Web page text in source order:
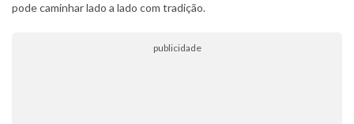
pode caminhar lado a lado com tradição.
publicidade